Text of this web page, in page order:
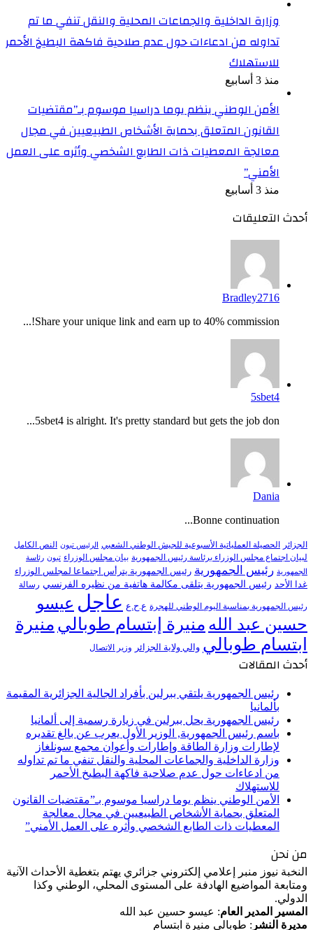
وزارة الداخلية والجماعات المحلية والنقل تنفي ما تم
تداوله من ادعاءات حول عدم صلاحية فاكهة البطيخ الأحمر
للاستهلاك
منذ 3 أسابيع
الأمن الوطني ينظم يوما دراسيا موسوم بـ”مقتضيات
القانون المتعلق بحماية الأشخاص الطبيعيين في مجال
معالجة المعطيات ذات الطابع الشخصي وأثره على العمل
الأمني”
منذ 3 أسابيع
أحدث التعليقات
Bradley2716
Share your unique link and earn up to 40% commission!...
5sbet4
5sbet4 is alright. It's pretty standard but gets the job don...
Dania
Bonne continuation...
الجزائر الحصيلة العملياتية الأسبوعية للجيش الوطني الشعبي الرئيس تبون النص الكامل
لبيان اجتماع مجلس الوزراء برئاسة رئيس الجمهورية بيان مجلس الوزراء تبون رئاسة
الجمهورية رئيس الجمهورية رئيس الجمهورية يترأس اجتماعا لمجلس الوزراء
غدا الأحد رئيس الجمهورية يتلقى مكالمة هاتفية من نظيره الفرنسي رسالة
رئيس الجمهورية بمناسبة اليوم الوطني للهجرة ع.ح.ع عاجل عيسو
حسين عبد الله منيرة إبتسام طوبالي منيرة
ابتسام طوبالي والي ولاية الجزائر وزير الاتصال
أحدث المقالات
رئيس الجمهورية يلتقي ببرلين بأفراد الجالية الجزائرية المقيمة
بألمانيا
رئيس الجمهورية يحل ببرلين في زيارة رسمية إلى ألمانيا
باسم رئيس الجمهورية, الوزير الأول يعرب عن بالغ تقديره
لإطارات وزارة الطاقة وإطارات وأعوان مجمع سونلغاز
وزارة الداخلية والجماعات المحلية والنقل تنفي ما تم تداوله
من ادعاءات حول عدم صلاحية فاكهة البطيخ الأحمر
للاستهلاك
الأمن الوطني ينظم يوما دراسيا موسوم بـ”مقتضيات القانون
المتعلق بحماية الأشخاص الطبيعيين في مجال معالجة
المعطيات ذات الطابع الشخصي وأثره على العمل الأمني”
من نحن
النخبة نيوز منبر إعلامي إلكتروني جزائري يهتم بتغطية الأحداث الآنية
ومتابعة المواضيع الهادفة على المستوى المحلي، الوطني وكذا
الدولي.
المسير المدير العام: عيسو حسين عبد الله
مديرة النشر : طوبالي منيرة ابتسام